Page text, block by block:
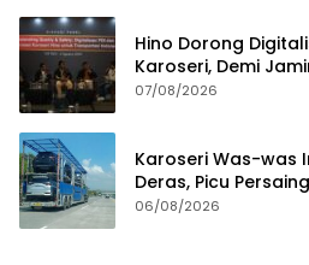
Hino Dorong
Karoseri, Demi
Pelanggan
07/08/2026
Karoseri Was-was
Deras, Picu
06/08/2026